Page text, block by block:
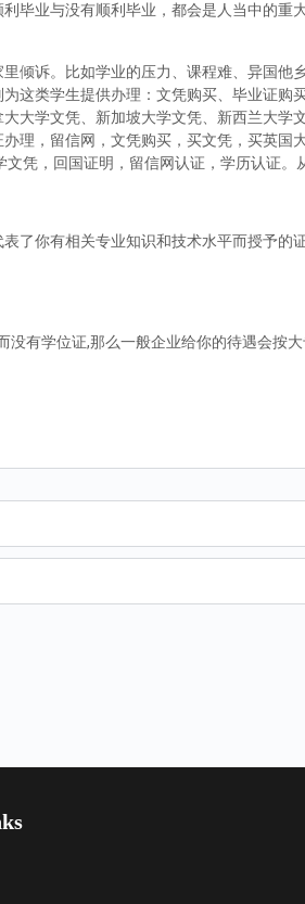
毕业与没有顺利毕业，都会是人当中的重
倾诉。比如学业的压力、课程难、异国他
这类学生提供办理：文凭购买、毕业证购
大学文凭、新加坡大学文凭、新西兰大学
理，留信网，文凭购买，买文凭，买英国
凭，回国证明，留信网认证，学历认证。
了你有相关专业知识和技术水平而授予的
有学位证,那么一般企业给你的待遇会按